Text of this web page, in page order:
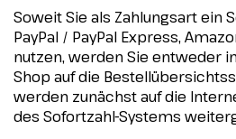
Soweit Sie als Zahlungsart ein
PayPal / PayPal Express,
nutzen, werden Sie entweder
Shop auf die
werden zunächst auf die
des Sofortzahl-Systems